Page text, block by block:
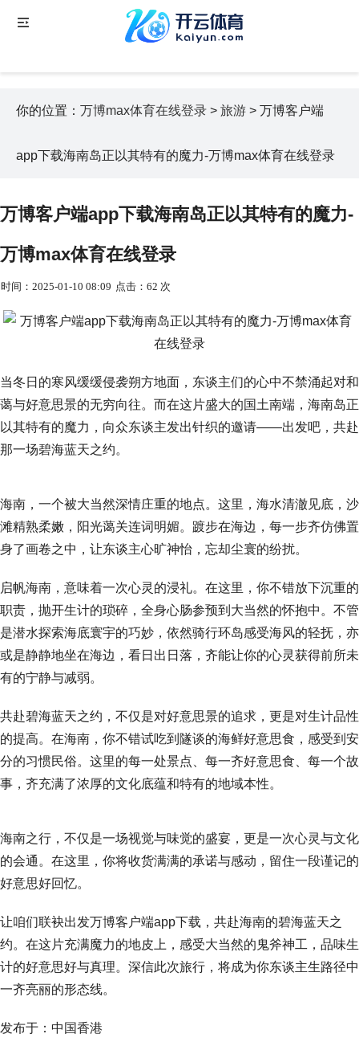
你的位置： 万博max体育在线登录 > 旅游 > 万博客户端
app下载海南岛正以其特有的魔力-万博max体育在线登录
万博客户端app下载海南岛正以其特有的魔力-
万博max体育在线登录
时间：2025-01-10 08:09 点击：62 次
当冬日的寒风缓缓侵袭朔方地面，东谈主们的心中不禁涌起对和
蔼与好意思景的无穷向往。而在这片盛大的国土南端，海南岛正
以其特有的魔力，向众东谈主发出针织的邀请——出发吧，共赴
那一场碧海蓝天之约。
海南，一个被大当然深情庄重的地点。这里，海水清澈见底，沙
滩精熟柔嫩，阳光蔼关连词明媚。踱步在海边，每一步齐仿佛置
身了画卷之中，让东谈主心旷神怡，忘却尘寰的纷扰。
启帆海南，意味着一次心灵的浸礼。在这里，你不错放下沉重的
职责，抛开生计的琐碎，全身心肠参预到大当然的怀抱中。不管
是潜水探索海底寰宇的巧妙，依然骑行环岛感受海风的轻抚，亦
或是静静地坐在海边，看日出日落，齐能让你的心灵获得前所未
有的宁静与减弱。
共赴碧海蓝天之约，不仅是对好意思景的追求，更是对生计品性
的提高。在海南，你不错试吃到隧谈的海鲜好意思食，感受到安
分的习惯民俗。这里的每一处景点、每一齐好意思食、每一个故
事，齐充满了浓厚的文化底蕴和特有的地域本性。
海南之行，不仅是一场视觉与味觉的盛宴，更是一次心灵与文化
的会通。在这里，你将收货满满的承诺与感动，留住一段谨记的
好意思好回忆。
让咱们联袂出发万博客户端app下载，共赴海南的碧海蓝天之
约。在这片充满魔力的地皮上，感受大当然的鬼斧神工，品味生
计的好意思好与真理。深信此次旅行，将成为你东谈主生路径中
一齐亮丽的形态线。
发布于：中国香港